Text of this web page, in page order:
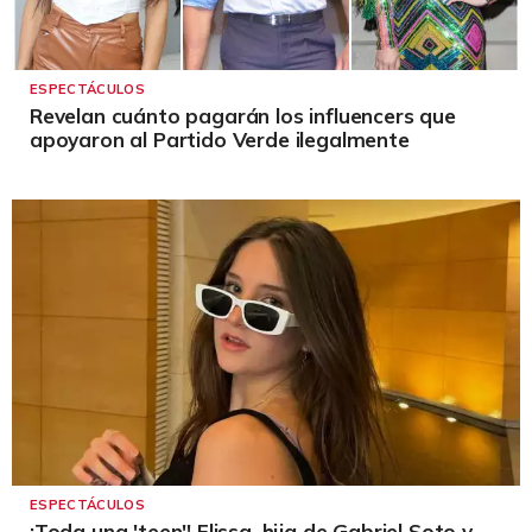
ESPECTÁCULOS
Revelan cuánto pagarán los influencers que
apoyaron al Partido Verde ilegalmente
ESPECTÁCULOS